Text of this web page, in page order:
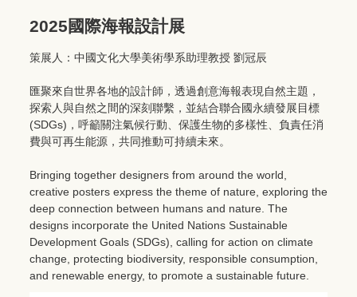
2025國際海報設計展
策展人：中國文化大學美術學系助理教授 劉冠辰
匯聚來自世界各地的設計師，透過創意海報表現自然主題，
探索人與自然之間的深刻聯繫，並結合聯合國永續發展目標
(SDGs)，呼籲關注氣候行動、保護生物的多樣性、負責任消
費與可再生能源，共同推動可持續未來。
Bringing together designers from around the world,
creative posters express the theme of nature, exploring the
deep connection between humans and nature. The
designs incorporate the United Nations Sustainable
Development Goals (SDGs), calling for action on climate
change, protecting biodiversity, responsible consumption,
and renewable energy, to promote a sustainable future.